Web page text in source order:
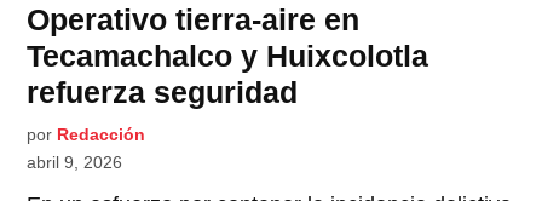
Operativo tierra-aire en
Tecamachalco y Huixcolotla
refuerza seguridad
por Redacción
abril 9, 2026